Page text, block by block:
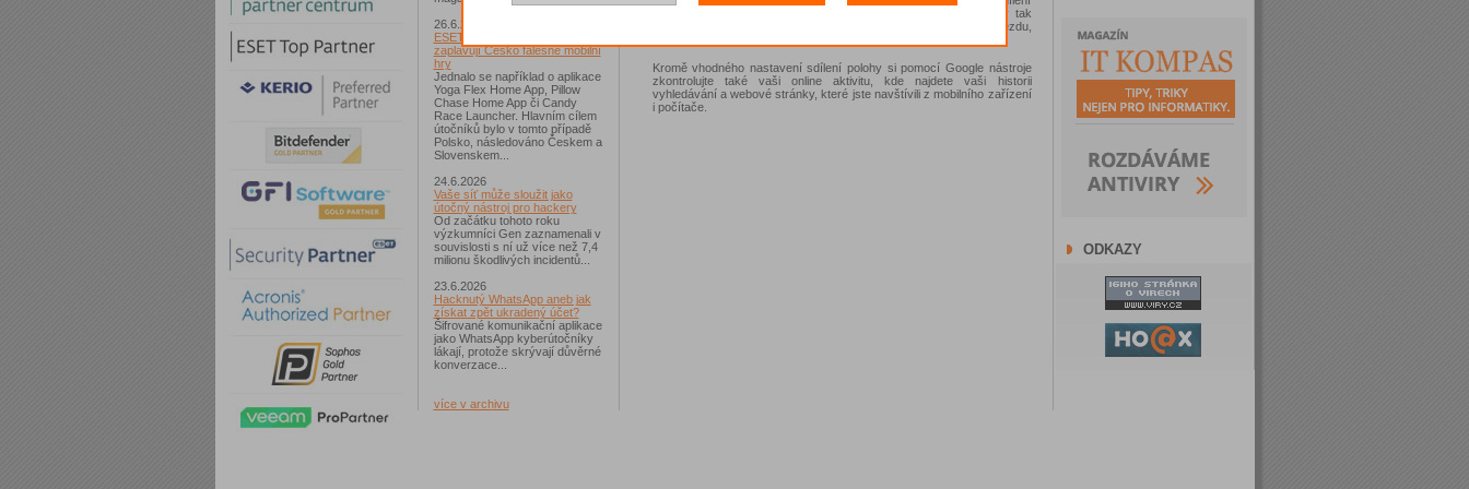
26.6.2026
ESET: S příchodem léta
zaplavují Česko falešné mobilní
hry
Jednalo se například o aplikace
Yoga Flex Home App, Pillow
Chase Home App či Candy
Race Launcher. Hlavním cílem
útočníků bylo v tomto případě
Polsko, následováno Českem a
Slovenskem...
24.6.2026
Vaše síť může sloužit jako
útočný nástroj pro hackery
Od začátku tohoto roku
výzkumníci Gen zaznamenali v
souvislosti s ní už více než 7,4
milionu škodlivých incidentů...
23.6.2026
Hacknutý WhatsApp aneb jak
získat zpět ukradený účet?
Šifrované komunikační aplikace
jako WhatsApp kyberútočníky
lákají, protože skrývají důvěrné
konverzace...
více v archivu
polohy v mapách od společnosti Google. S vybranými kontakty tak
budete moci po omezenou dobu sdílet svou polohu nebo čas příjezdu,
Kromě vhodného nastavení sdílení polohy si pomocí Google nástroje
zkontrolujte také vaši online aktivitu, kde najdete vaši historii
vyhledávání a webové stránky, které jste navštívili z mobilního zařízení
i počítače.
ODKAZY